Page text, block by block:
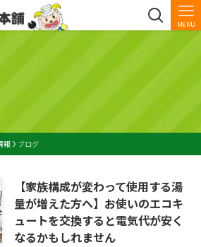
MENU
報 ブログ
【家族構成が変わって使用する湯
量が増えた方へ】お使いのエコキ
ュートを交換すると電気代が安く
なるかもしれません